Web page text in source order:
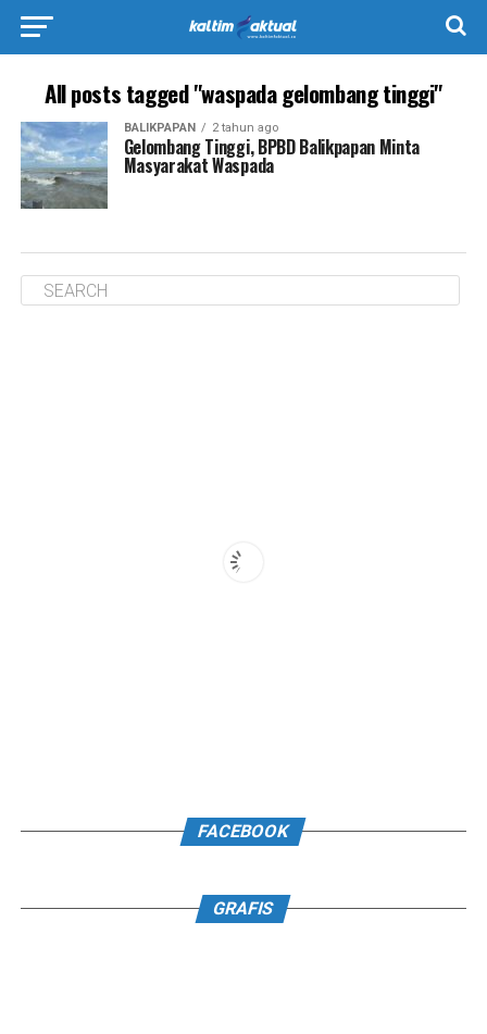
All posts tagged "waspada gelombang tinggi"
BALIKPAPAN 2 tahun ago
Gelombang Tinggi, BPBD Balikpapan Minta
Masyarakat Waspada
FACEBOOK
GRAFIS